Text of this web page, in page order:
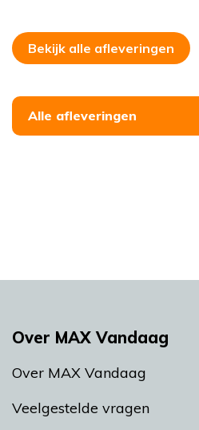
Bekijk alle afleveringen
Alle afleveringen
Over MAX Vandaag
Over MAX Vandaag
Veelgestelde vragen